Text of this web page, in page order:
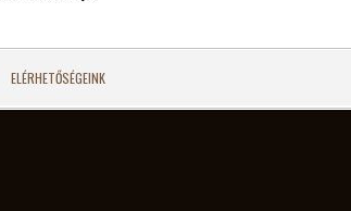
ELÉRHETŐSÉGEINK